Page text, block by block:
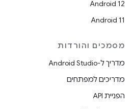
Android 12
Android 11
מסמכים והורדות
מדריך ל-Android Studio
מדריכים למפתחים
הפניית API